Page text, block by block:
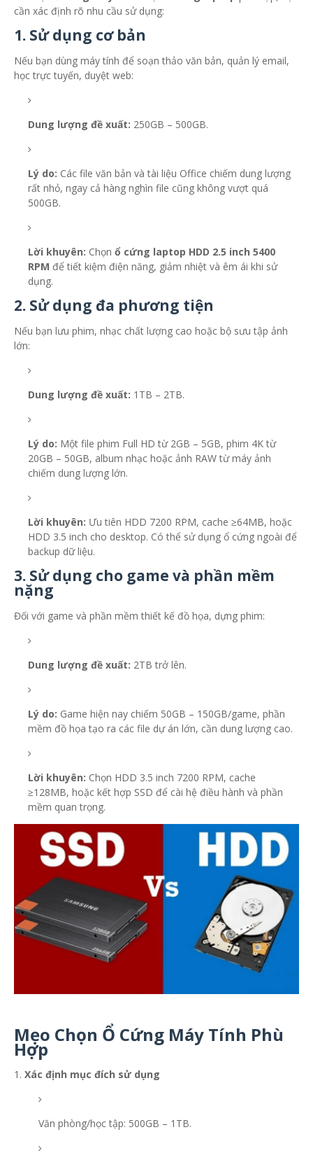
cần xác định rõ nhu cầu sử dụng:
1. Sử dụng cơ bản
Nếu bạn dùng máy tính để soạn thảo văn bản, quản lý email,
học trực tuyến, duyệt web:
Dung lượng đề xuất: 250GB – 500GB.
Lý do: Các file văn bản và tài liệu Office chiếm dung lượng
rất nhỏ, ngay cả hàng nghìn file cũng không vượt quá
500GB.
Lời khuyên: Chọn ổ cứng laptop HDD 2.5 inch 5400
RPM để tiết kiệm điện năng, giảm nhiệt và êm ái khi sử
dụng.
2. Sử dụng đa phương tiện
Nếu bạn lưu phim, nhạc chất lượng cao hoặc bộ sưu tập ảnh
lớn:
Dung lượng đề xuất: 1TB – 2TB.
Lý do: Một file phim Full HD từ 2GB – 5GB, phim 4K từ
20GB – 50GB, album nhạc hoặc ảnh RAW từ máy ảnh
chiếm dung lượng lớn.
Lời khuyên: Ưu tiên HDD 7200 RPM, cache ≥64MB, hoặc
HDD 3.5 inch cho desktop. Có thể sử dụng ổ cứng ngoài để
backup dữ liệu.
3. Sử dụng cho game và phần mềm
nặng
Đối với game và phần mềm thiết kế đồ họa, dựng phim:
Dung lượng đề xuất: 2TB trở lên.
Lý do: Game hiện nay chiếm 50GB – 150GB/game, phần
mềm đồ họa tạo ra các file dự án lớn, cần dung lượng cao.
Lời khuyên: Chọn HDD 3.5 inch 7200 RPM, cache
≥128MB, hoặc kết hợp SSD để cài hệ điều hành và phần
mềm quan trọng.
Mẹo Chọn Ổ Cứng Máy Tính Phù
Hợp
Xác định mục đích sử dụng
Văn phòng/học tập: 500GB – 1TB.